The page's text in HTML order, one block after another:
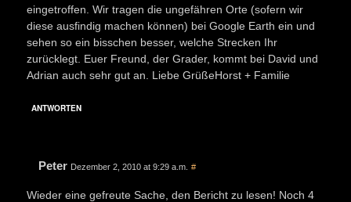
eingetroffen. Wir tragen die ungefähren Orte (sofern wir
diese ausfindig machen können) bei Google Earth ein und
sehen so ein bisschen besser, welche Strecken Ihr
zurücklegt. Euer Freund, der Grader, kommt bei David und
Adrian auch sehr gut an. Liebe GrüßeHorst + Familie
ANTWORTEN
Peter Dezember 2, 2010 at 9:29 a.m. #
Wieder eine gefreute Sache, den Bericht zu lesen! Noch 4